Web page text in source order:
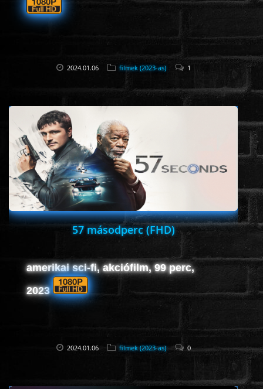
2024.01.06 filmek (2023-as) 1
57 másodperc (FHD)
amerikai sci-fi, akciófilm, 99 perc,
2023
2024.01.06 filmek (2023-as) 0